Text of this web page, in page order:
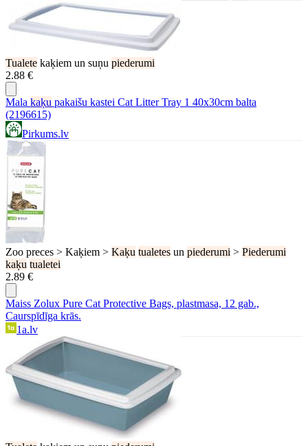
Tualete kaķiem un suņu piederumi
2.88 €
Mala kaķu pakaišu kastei Cat Litter Tray 1 40x30cm balta
(2196615)
Pirkums.lv
Zoo preces > Kaķiem > Kaķu tualetes un piederumi > Piederumi
kaķu tualetei
2.89 €
Maiss Zolux Pure Cat Protective Bags, plastmasa, 12 gab.,
Caurspīdīga krās.
1a.lv